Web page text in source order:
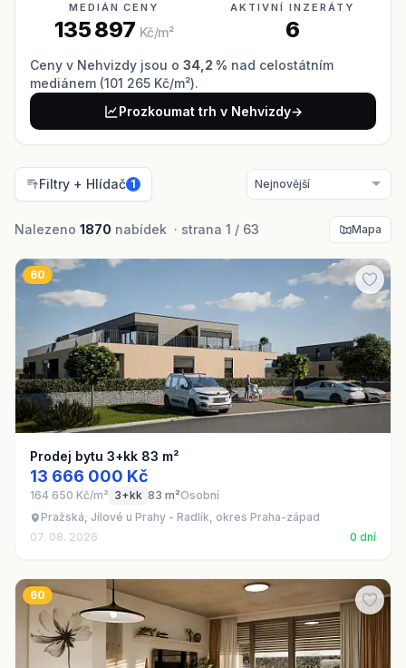
MEDIÁN CENY
135 897 Kč/m²
AKTIVNÍ INZERÁTY
6
Ceny v Nehvizdy jsou o 34,2 % nad celostátním
mediánem (101 265 Kč/m²).
Prozkoumat trh v Nehvizdy→
Filtry + Hlídač 1
Nalezeno 1870 nabídek · strana 1 / 63 Mapa
60
Prodej bytu 3+kk 83 m²
13 666 000 Kč
164 650 Kč/m² 3+kk 83 m²Osobní
Pražská, Jílové u Prahy - Radlík, okres Praha-západ
07. 08. 2026
0 dní
60